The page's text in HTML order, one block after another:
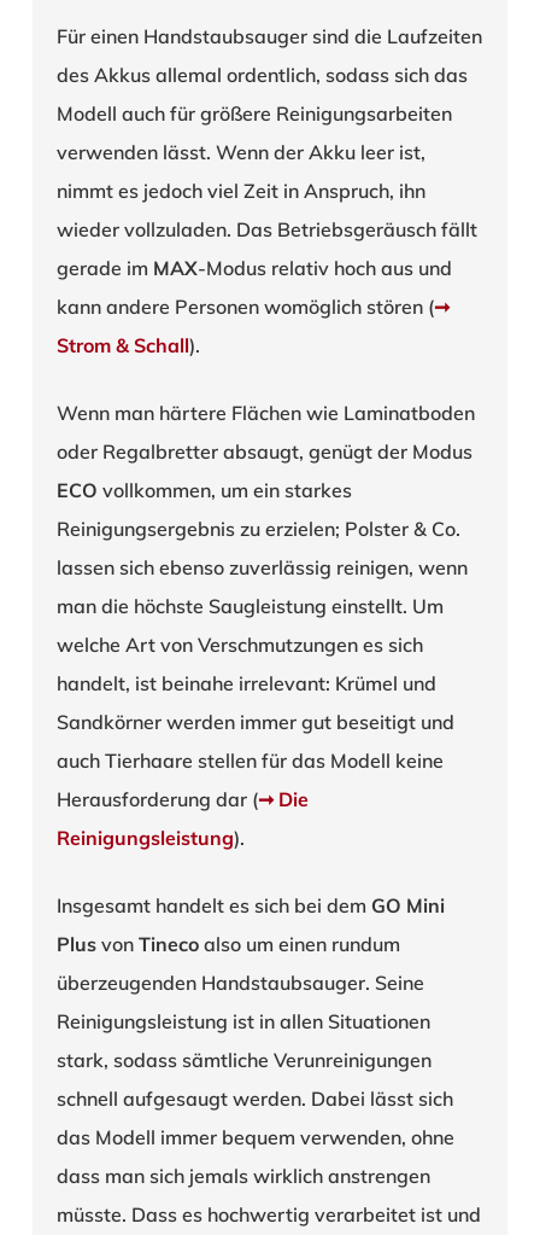
Für einen Handstaubsauger sind die Laufzeiten
des Akkus allemal ordentlich, sodass sich das
Modell auch für größere Reinigungsarbeiten
verwenden lässt. Wenn der Akku leer ist,
nimmt es jedoch viel Zeit in Anspruch, ihn
wieder vollzuladen. Das Betriebsgeräusch fällt
gerade im MAX-Modus relativ hoch aus und
kann andere Personen womöglich stören (➞
Strom & Schall).
Wenn man härtere Flächen wie Laminatboden
oder Regalbretter absaugt, genügt der Modus
ECO vollkommen, um ein starkes
Reinigungsergebnis zu erzielen; Polster & Co.
lassen sich ebenso zuverlässig reinigen, wenn
man die höchste Saugleistung einstellt. Um
welche Art von Verschmutzungen es sich
handelt, ist beinahe irrelevant: Krümel und
Sandkörner werden immer gut beseitigt und
auch Tierhaare stellen für das Modell keine
Herausforderung dar (➞ Die
Reinigungsleistung).
Insgesamt handelt es sich bei dem GO Mini
Plusvon Tinecoalso um einen rundum
überzeugenden Handstaubsauger. Seine
Reinigungsleistung ist in allen Situationen
stark, sodass sämtliche Verunreinigungen
schnell aufgesaugt werden. Dabei lässt sich
das Modell immer bequem verwenden, ohne
dass man sich jemals wirklich anstrengen
müsste. Dass es hochwertig verarbeitet ist und